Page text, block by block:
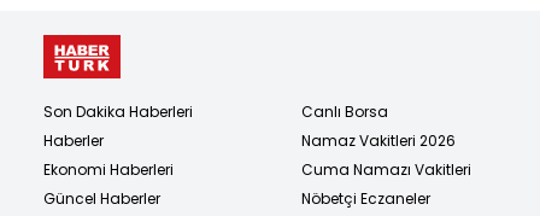
Son Dakika Haberleri
Haberler
Ekonomi Haberleri
Güncel Haberler
Canlı Borsa
Namaz Vakitleri 2026
Cuma Namazı Vakitleri
Nöbetçi Eczaneler